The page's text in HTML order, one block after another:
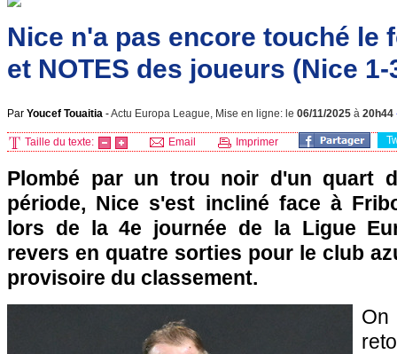
Nice n'a pas encore touché le
et NOTES des joueurs (Nice
Par Youcef Touaitia -Actu Europa League, Mise en ligne: le 06/11/2025 à 20h44
Taille du texte: Email Imprimer
Plombé par un trou noir d'un quart
période, Nice s'est incliné face à
lors de la 4e journée de la Ligue
revers en quatre sorties pour le club
provisoire du classement.
On